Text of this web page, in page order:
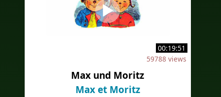
#Turkishsubtitles
#Bilingue
#Bilingual
#FransızcaÖğren
#Audioenfrançais
#AudioFransızca
00:19:51
59788 views
Max und Moritz
Max et Moritz